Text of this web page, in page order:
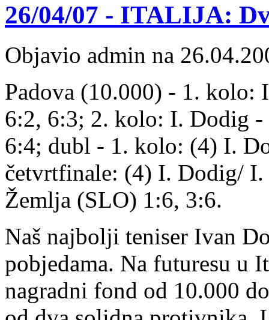
26/04/07 - ITALIJA:
Objavio admin na
Padova (10.000) - 1.
6:2, 6:3; 2. kolo: I. Dodig
6:4; dubl - 1. kolo: (4) I.
četvrtfinale: (4) I. Dodig/
Žemlja (SLO) 1:6, 3:6.
Naš najbolji teniser Ivan
pobjedama. Na futuresu u
nagradni fond od 10.000